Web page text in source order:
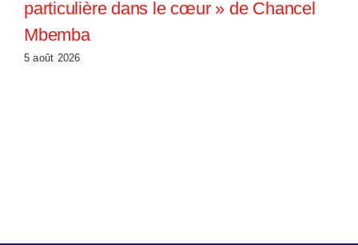
particulière dans le cœur » de Chancel
Mbemba
5 août 2026